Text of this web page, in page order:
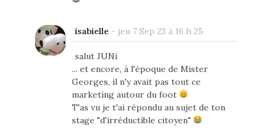
isabielle- jeu 7 Sep 23 à 16 h 25
salut JUNi
... et encore, à l'époque de Mister
Georges, il n'y avait pas tout ce
marketing autour du foot
T'as vu je t'ai répondu au sujet de ton
stage "d'irréductible citoyen"